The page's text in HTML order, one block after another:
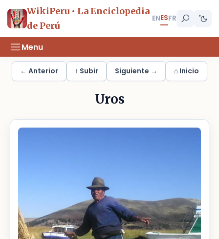
WikiPeru • La Enciclopedia
de Perú
ENESFR
Menu
← Anterior ↑ Subir Siguiente → ⌂ Inicio
Uros